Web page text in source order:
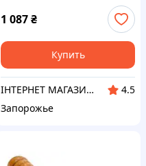
1 087₴
Купить
ІНТЕРНЕТ МАГАЗИН «ORTO-HELP»
4.5
Запорожье